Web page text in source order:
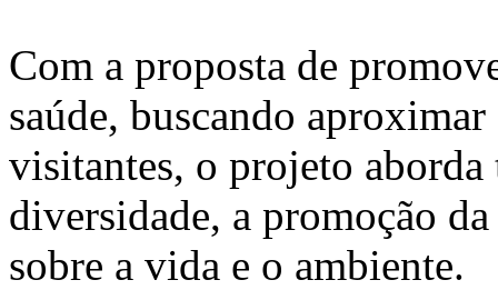
Com a proposta de
saúde, buscando
visitantes, o projeto aborda
diversidade, a promoção
sobre a vida e o ambiente.